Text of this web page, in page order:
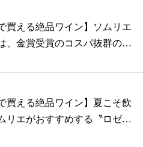
買える絶品ワイン】ソムリエ
、金賞受賞のコスパ抜群の赤
買える絶品ワイン】夏こそ飲
リエがおすすめする〝ロゼワ